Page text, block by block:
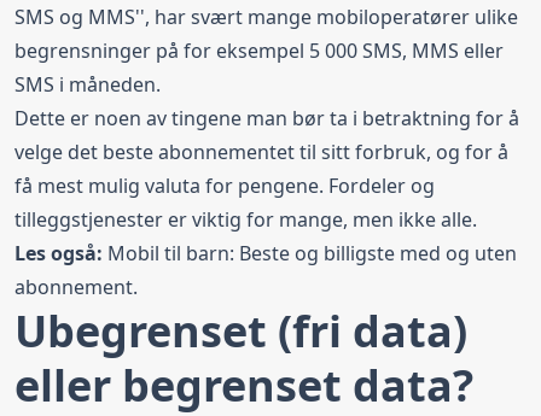
SMS og MMS'', har svært mange mobiloperatører ulike
begrensninger på for eksempel 5 000 SMS, MMS eller
SMS i måneden.
Dette er noen av tingene man bør ta i betraktning for å
velge det beste abonnementet til sitt forbruk, og for å
få mest mulig valuta for pengene. Fordeler og
tilleggstjenester er viktig for mange, men ikke alle.
Les også: Mobil til barn: Beste og billigste med og uten
abonnement.
Ubegrenset (fri data)
eller begrenset data?